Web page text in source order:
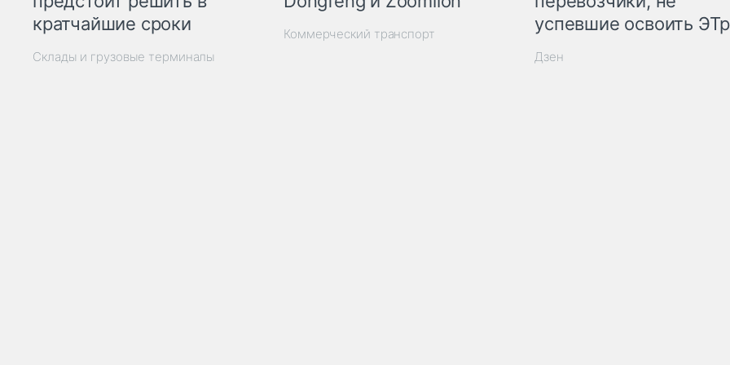
кратчайшие сроки
Склады и грузовые терминалы
Коммерческий транспорт
успевшие освоить
Дзен